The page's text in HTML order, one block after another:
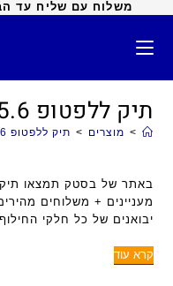
משלוח עם שליח עד הבית
תיק ללפטופ 15.6
> מוצרים > תיק ללפטופ 15.6
מעניינים + משלוחים
יבואנים של כל חלקי
קרא עוד